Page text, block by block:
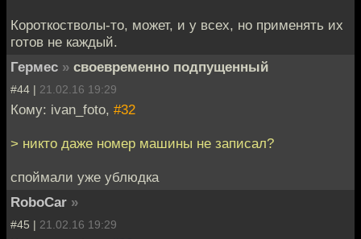
Короткостволы-то, может, и у всех, но применять их
готов не каждый.
Гермес » своевременно подпущенный
#44 | 21.02.16 19:29
Кому: ivan_foto, #32
> никто даже номер машины не записал?
споймали уже ублюдка
RoboCar »
#45 | 21.02.16 19:29